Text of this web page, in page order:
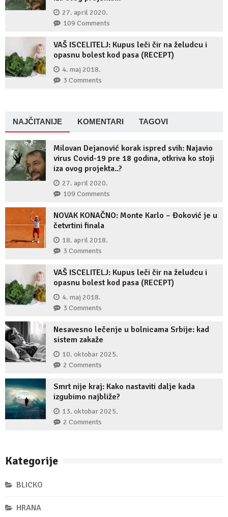
27. april 2020.
109 Comments
VAŠ ISCELITELJ: Kupus leči čir na želudcu i
opasnu bolest kod pasa (RECEPT)
4. maj 2018.
3 Comments
NAJČITANIJE KOMENTARI TAGOVI
Milovan Dejanović korak ispred svih: Najavio
virus Covid-19 pre 18 godina, otkriva ko stoji
iza ovog projekta..?
27. april 2020.
109 Comments
NOVAK KONAČNO: Monte Karlo – Đoković je u
četvrtini finala
18. april 2018.
3 Comments
VAŠ ISCELITELJ: Kupus leči čir na želudcu i
opasnu bolest kod pasa (RECEPT)
4. maj 2018.
3 Comments
Nesavesno lečenje u bolnicama Srbije: kad
sistem zakaže
10. oktobar 2025.
2 Comments
Smrt nije kraj: Kako nastaviti dalje kada
izgubimo najbliže?
13. oktobar 2025.
2 Comments
Kategorije
BLICKO
HRANA